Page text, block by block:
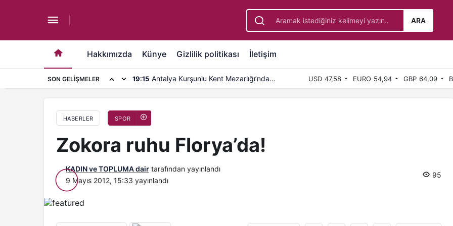
ARA
Hakkımızda Künye Gizlilik politikası İletişim
SON GELIŞMELER 19:15 Antalya Kurşunlu Kent Mezarlığı’nda USD 47,58 EURO 54,94 GBP 64,09
HABERLER SPOR
Zokora ruhu Florya’da!
KADIN ve TOPLUMA dair tarafından yayınlandı
9 Mayıs 2012, 15:33 yayınlandı
95
Zokora ruhu Florya’da!